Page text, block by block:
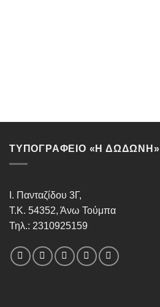
ΤΥΠΟΓΡΑΦΕΙΟ «Η ΔΩΔΩΝΗ»
Ι. Πανταζίδου 3Γ,
Τ.Κ. 54352, Άνω Τούμπα
Τηλ.: 2310925159